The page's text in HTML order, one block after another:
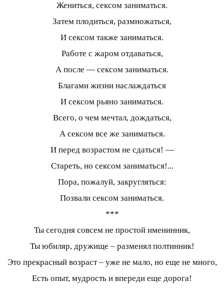
Жениться, сексом заниматься.
Затем плодиться, размножаться,
И сексом также заниматься.
Работе с жаром отдаваться,
А после — сексом заниматься.
Благами жизни наслаждаться
И сексом рьяно заниматься.
Всего, о чем мечтал, дождаться,
А сексом все же заниматься.
И перед возрастом не сдаться! —
Стареть, но сексом заниматься!...
Пора, пожалуй, закругляться:
Позвали сексом заниматься.
***
Ты сегодня совсем не простой именинник,
Ты юбиляр, дружище – разменял полтинник!
Это прекрасный возраст – уже не мало, но еще не много,
Есть опыт, мудрость и впереди еще дорога!